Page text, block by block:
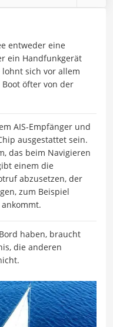
entweder eine
ein Handfunkgerät
lohnt sich vor allem
öfter von der
AIS-Empfänger und
ausgestattet sein.
das beim Navigieren
einem die
abzusetzen, der
zum Beispiel
haben, braucht
die anderen